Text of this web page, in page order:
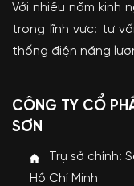
Với nhiều năm kinh
trong lĩnh vực: tư
thống điện năng
CÔNG TY CỔ
SƠN
Trụ sở chính:
Hồ Chí Minh